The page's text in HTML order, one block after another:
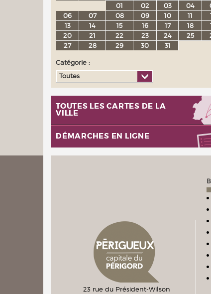
01
02 03 04
06
07 08 09 10 11
13
14 15 16 17 18
20
21 22 23 24 25
27
28 29 30 31
Catégorie :
Toutes
TOUTES LES CARTES DE LA
VILLE
DÉMARCHES EN LIGNE
23 rue du Président-Wilson